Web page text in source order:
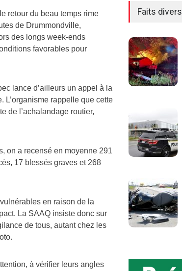
retour du beau temps rime
de Drummondville,
des longs week-ends
favorables pour
lance d’ailleurs un appel à la
L’organisme rappelle que cette
de l’achalandage routier,
on a recensé en moyenne 291
17 blessés graves et 268
en raison de la
La SAAQ insiste donc sur
de tous, autant chez les
à vérifier leurs angles
Faits divers